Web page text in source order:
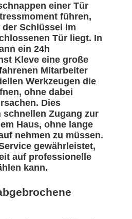
einer Tür
führen,
der Schlüssel im
Tür liegt. In
ein 24h
Kleve eine große
Mitarbeiter
Werkzeugen die
ohne dabei
Dies
Zugang zur
Haus, ohne lange
nehmen zu müssen.
gewährleistet,
auf professionelle
kann.